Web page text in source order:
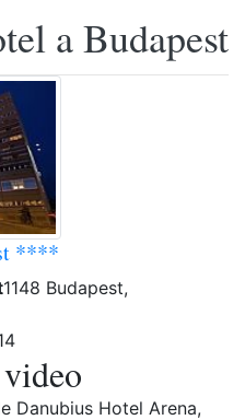
a Budapest
****
1148 Budapest,
Danubius Hotel Arena,